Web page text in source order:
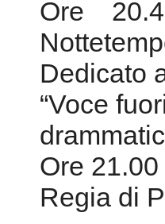
Ore
Dedicato
“Voce
Ore
Regia di